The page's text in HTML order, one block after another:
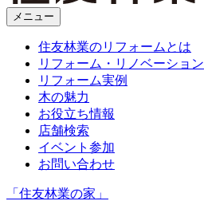
メニュー
住友林業のリフォームとは
リフォーム・リノベーション
リフォーム実例
木の魅力
お役立ち情報
店舗検索
イベント参加
お問い合わせ
「住友林業の家」